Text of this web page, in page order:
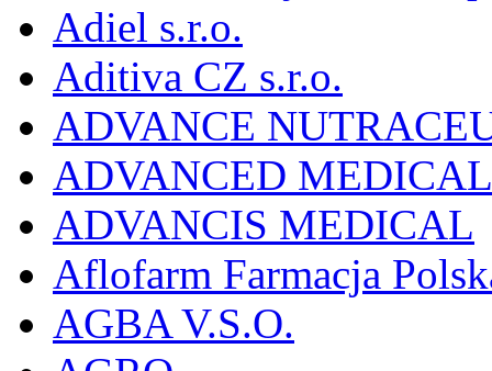
Adiel s.r.o.
Aditiva CZ s.r.o.
ADVANCE
ADVANCED
ADVANCIS MEDICAL
Aflofarm Farmacja
AGBA V.S.O.